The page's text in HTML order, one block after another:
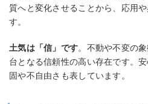
質へと変化させることから、応用
す。
土気は「信」です。不動や不変の
台となる信頼性の高い存在です。
固や不自由さも表しています。